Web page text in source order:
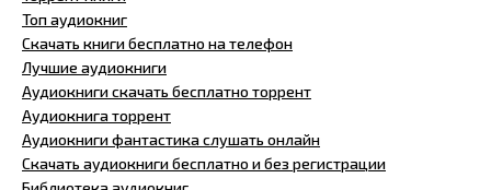
Топ аудиокниг
Скачать книги бесплатно на телефон
Лучшие аудиокниги
Аудиокниги скачать бесплатно торрент
Аудиокнига торрент
Аудиокниги фантастика слушать онлайн
Скачать аудиокниги бесплатно и без регистрации